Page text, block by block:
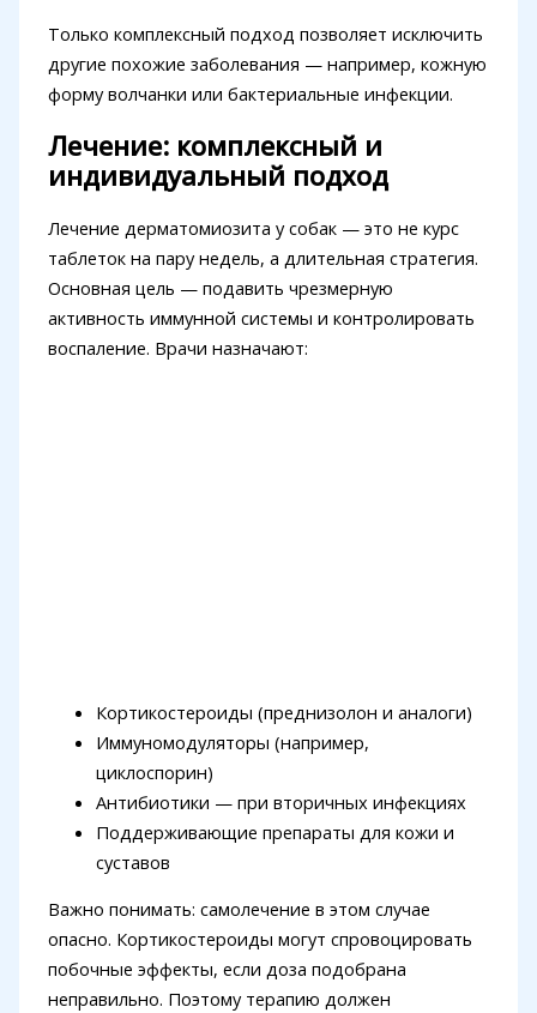
Только комплексный подход позволяет исключить
другие похожие заболевания — например, кожную
форму волчанки или бактериальные инфекции.
Лечение: комплексный и
индивидуальный подход
Лечение дерматомиозита у собак — это не курс
таблеток на пару недель, а длительная стратегия.
Основная цель — подавить чрезмерную
активность иммунной системы и контролировать
воспаление. Врачи назначают:
Кортикостероиды (преднизолон и аналоги)
Иммуномодуляторы (например,
циклоспорин)
Антибиотики — при вторичных инфекциях
Поддерживающие препараты для кожи и
суставов
Важно понимать: самолечение в этом случае
опасно. Кортикостероиды могут спровоцировать
побочные эффекты, если доза подобрана
неправильно. Поэтому терапию должен